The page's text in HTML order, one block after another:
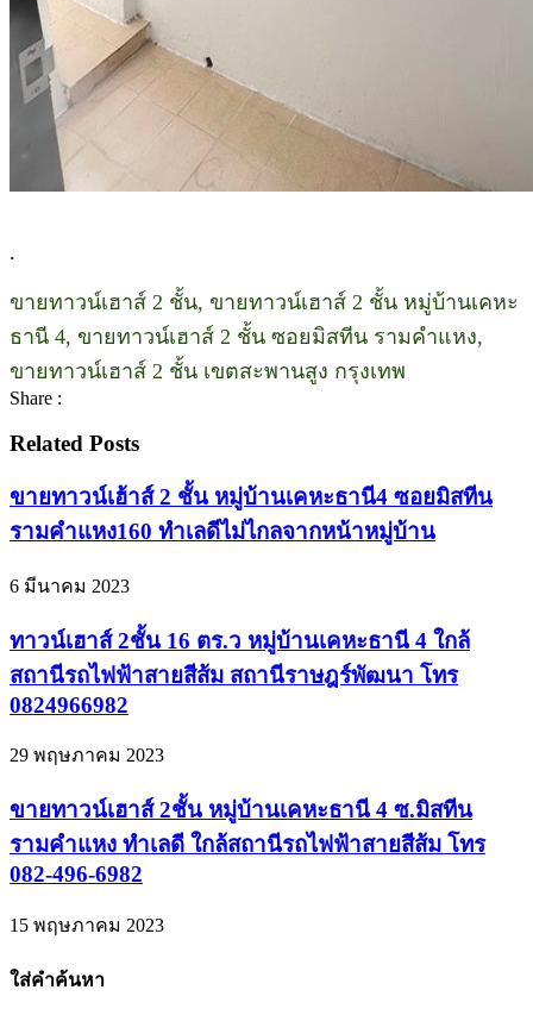
.
ขายทาวน์เฮาส์ 2 ชั้น, ขายทาวน์เฮาส์ 2 ชั้น หมู่บ้านเคหะ
ธานี 4, ขายทาวน์เฮาส์ 2 ชั้น ซอยมิสทีน รามคำแหง,
ขายทาวน์เฮาส์ 2 ชั้น เขตสะพานสูง กรุงเทพ
Share :
Related Posts
ขายทาวน์เฮ้าส์ 2 ชั้น หมู่บ้านเคหะธานี4 ซอยมิสทีน
รามคำแหง160 ทำเลดีไม่ไกลจากหน้าหมู่บ้าน
6 มีนาคม 2023
ทาวน์เฮาส์ 2ชั้น 16 ตร.ว หมู่บ้านเคหะธานี 4 ใกล้
สถานีรถไฟฟ้าสายสีส้ม สถานีราษฎร์พัฒนา โทร
0824966982
29 พฤษภาคม 2023
ขายทาวน์เฮาส์ 2ชั้น หมู่บ้านเคหะธานี 4 ซ.มิสทีน
รามคำแหง ทำเลดี ใกล้สถานีรถไฟฟ้าสายสีส้ม โทร
082-496-6982
15 พฤษภาคม 2023
ใส่คำค้นหา